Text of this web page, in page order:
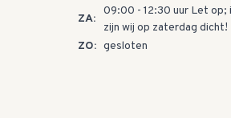
ZA:
09:00 - 12:30 uur Let op;
zijn wij op zaterdag dicht!
ZO: gesloten